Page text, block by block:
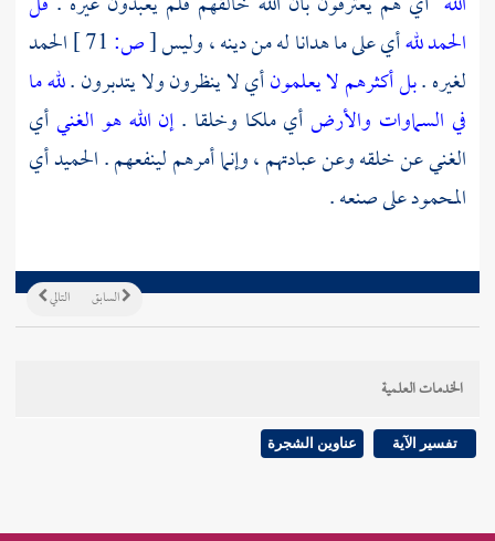
الحمد للهأي على ما هدانا له من دينه ، وليس[ص:
الحمد
لغيره .بل أكثرهم لا يعلمونأي لا ينظرون ولا يتدبرون .لله ما
في السماوات والأرضأي ملكا وخلقا .إن الله هو الغنيأي
الغني عن خلقه وعن عبادتهم ، وإنما أمرهم لينفعهم . الحميد أي
المحمود على صنعه .
التالي السابق
الخدمات العلمية
تفسير الآية عناوين الشجرة